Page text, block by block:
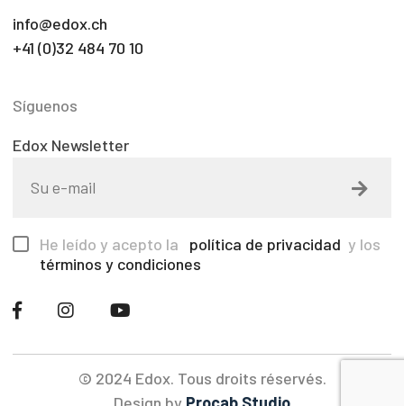
info@edox.ch
+41 (0)32 484 70 10
Síguenos
Edox Newsletter
He leído y acepto la política de privacidad y los
términos y condiciones
© 2024 Edox. Tous droits réservés.